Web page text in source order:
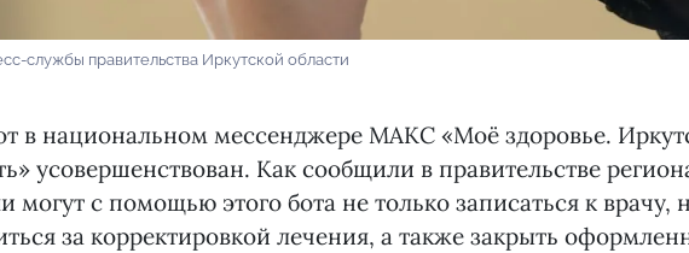
службы правительства Иркутской области
в национальном мессенджере МАКС «Моё здоровье.
усовершенствован. Как сообщили в правительстве
могут с помощью этого бота не только записаться к врачу,
за корректировкой лечения, а также закрыть